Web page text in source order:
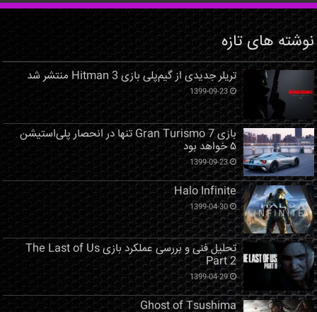
نوشته های تازه
تریلر جدیدی از گیم‌پلی بازی Hitman 3 منتشر شد
1399-09-23
بازی Gran Turismo 7 تنها در انحصار پلی‌استیشن
۵ خواهد بود
1399-09-23
Halo Infinite
1399-04-30
تحلیل فنی و بررسی عملکرد بازی The Last of Us
Part 2
1399-04-29
Ghost of Tsushima